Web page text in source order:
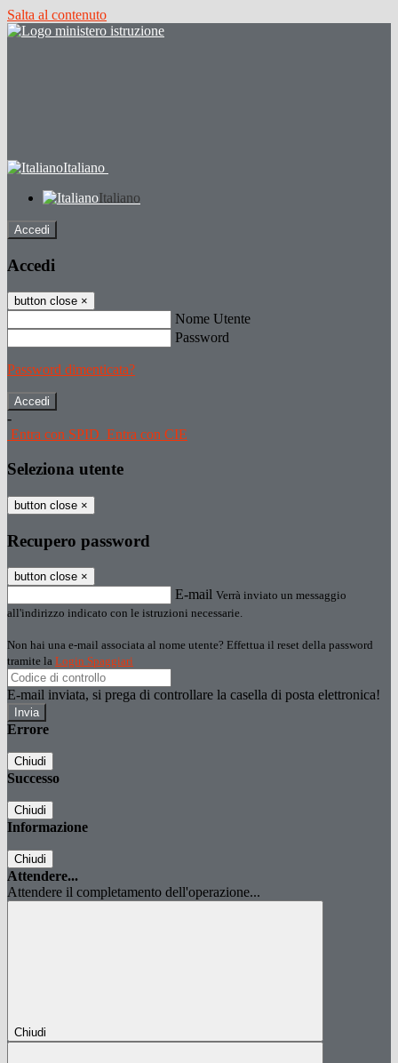
Salta al contenuto
Italiano
Italiano
Accedi
Accedi
button close ×
Nome Utente
Password
Password dimenticata?
-
Entra con SPID Entra con CIE
Seleziona utente
button close ×
Recupero password
button close ×
E-mail Verrà inviato un messaggio
all'indirizzo indicato con le istruzioni necessarie.
Non hai una e-mail associata al nome utente? Effettua il reset della password
tramite la Login Spaggiari
E-mail inviata, si prega di controllare la casella di posta elettronica!
Errore
Chiudi
Successo
Chiudi
Informazione
Chiudi
Attendere...
Attendere il completamento dell'operazione...
Chiudi